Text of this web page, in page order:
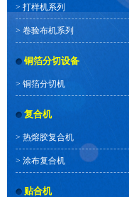
> 打样机系列
> 卷验布机系列
铜箔分切设备
> 铜箔分切机
复合机
> 热熔胶复合机
> 涂布复合机
贴合机